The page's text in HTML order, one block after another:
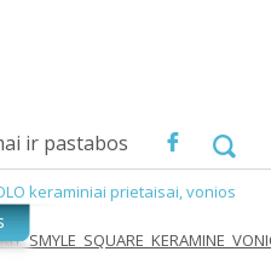
ir pastabos
keraminiai prietaisai, vonios